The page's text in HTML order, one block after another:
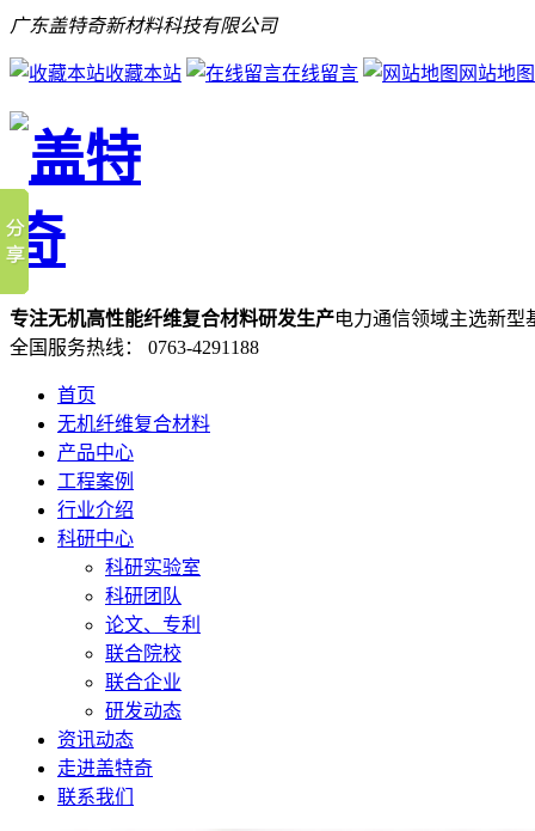
广东盖特奇新材料科技有限公司
收藏本站 在线留言 网站地图
专注无机高性能纤维复合材料研发生产电力通信领域主选新型
全国服务热线：
0763-4291188
首页
无机纤维复合材料
产品中心
工程案例
行业介绍
科研中心
科研实验室
科研团队
论文、专利
联合院校
联合企业
研发动态
资讯动态
走进盖特奇
联系我们